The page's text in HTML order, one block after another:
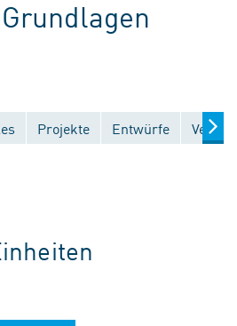
Projekte Entwürfe